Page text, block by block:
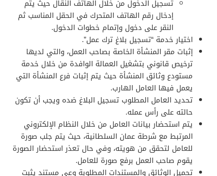
تسجيل الدخول من خلال الهاتف النقال حيث يتم
إدخال رقم الهاتف المتحرك في الحقل المناسب ثم
النقر على دخول وإتمام خطوات الدخول.
اختيار خدمة “تسجيل بلاغ ترك عمل”.
إثبات مقر المنشأة الخاصة بصاحب العمل، والتي لديها
ترخيص قانوني بتشغيل العمالة الوافدة من خلال خدمة
مستودع وثائق المنشأة حيث يتم إثبات فرع المنشأة التي
يعمل فيها العامل الهارب.
تحديد العامل المطلوب تسجيل البلاغ ضده ويجب أن تكون
حالته على رأس عمله.
يتم استحضار بيانات العامل من خلال النظام الإلكتروني
المرتبط مع شرطة عمان السلطانية، حيث يتم جلب صورة
للعامل لتحقق من هويته، وفي حال تعذر استحضار الصورة
يقوم صاحب العمل برفع صورة للعامل.
تحميل الوثائق والمستندات المطلوبة وعي مستند يثبت